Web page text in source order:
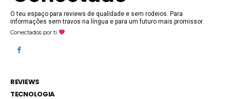
O teu espaço para reviews de qualidade e sem rodeios. Para
informações sem travos na língua e para um futuro mais promissor.
Conectados por ti
REVIEWS
TECNOLOGIA